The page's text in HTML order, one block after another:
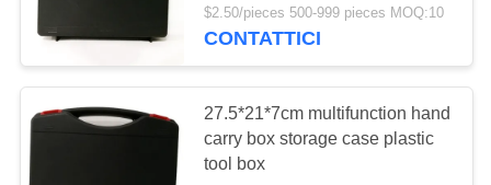
CHIEDI UN
PREVENTIVO
MAPPA
Scatola
dell'erogatore della
pillola
$2.50/pieces 500-999 pieces MOQ:10
CONTATTICI
27.5*21*7cm multifunction hand
carry box storage case plastic
tool box